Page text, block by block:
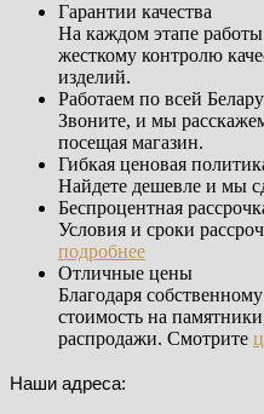
Гарантии качества
На каждом этапе
жесткому контролю
изделий.
Работаем по всей
Звоните, и мы
посещая магазин.
Гибкая ценовая
Найдете дешевле и мы
Беспроцентная
Условия и сроки
подробнее
Отличные цены
Благодаря
стоимость на
распродажи. Смотрите
Наши адреса: